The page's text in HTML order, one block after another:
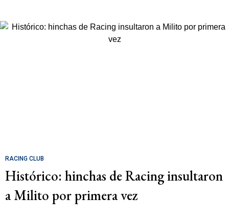
RACING CLUB
Histórico: hinchas de Racing insultaron
a Milito por primera vez